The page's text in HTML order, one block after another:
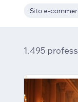
Sito e-
1.495